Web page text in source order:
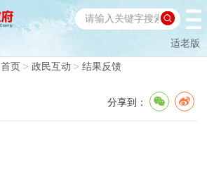
适老版
首页 > 政民互动 > 结果反馈
分享到：